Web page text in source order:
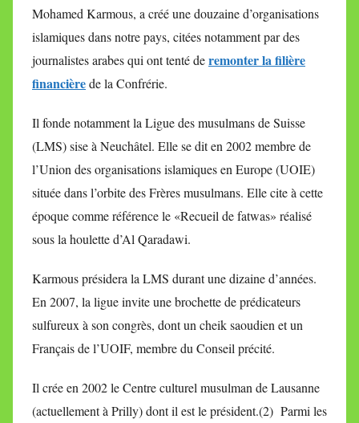
Mohamed Karmous, a créé une douzaine d’organisations
islamiques dans notre pays, citées notamment par des
journalistes arabes qui ont tenté deremonter la filière
financièrede la Confrérie.
Il fonde notamment la Ligue des musulmans de Suisse
(LMS) sise à Neuchâtel. Elle se dit en 2002 membre de
l’Union des organisations islamiques en Europe (UOIE)
située dans l’orbite des Frères musulmans. Elle cite à cette
époque comme référence le «Recueil de fatwas» réalisé
sous la houlette d’Al Qaradawi.
Karmous présidera la LMS durant une dizaine d’années.
En 2007, la ligue invite une brochette de prédicateurs
sulfureux à son congrès, dont un cheik saoudien et un
Français de l’UOIF, membre du Conseil précité.
Il crée en 2002 le Centre culturel musulman de Lausanne
(actuellement à Prilly) dont il est le président.(2) Parmi les